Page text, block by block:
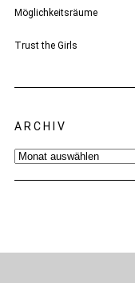
Möglichkeitsräume
Trust the Girls
ARCHIV
Archiv